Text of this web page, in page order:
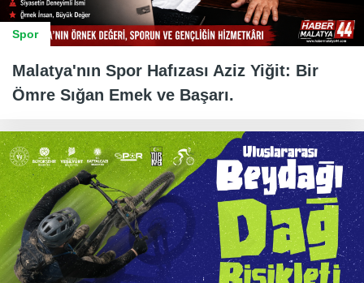
Spor
Malatya'nın Spor Hafızası Aziz Yiğit: Bir
Ömre Sığan Emek ve Başarı.